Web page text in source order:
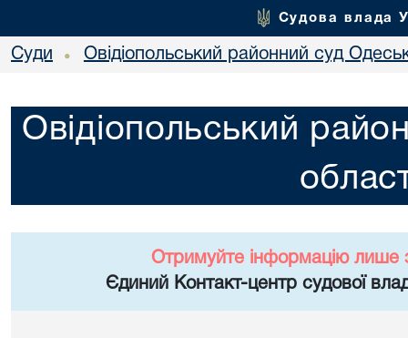
Судова влада
Суди • Овідіопольський районний суд
Овідіопольський
Отримуйте інформацію лише
Єдиний Контакт-центр судової